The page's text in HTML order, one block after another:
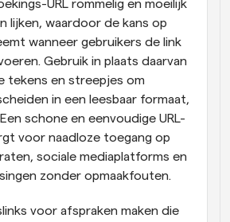
URL rommelig en moeilijk
lijken, waardoor de kans op
wanneer gebruikers de link
Gebruik in plaats daarvan
tekens en streepjes om
in een leesbaar formaat,
schone en eenvoudige URL-
voor naadloze toegang op
sociale mediaplatforms en
zonder opmaakfouten.
voor afspraken maken die